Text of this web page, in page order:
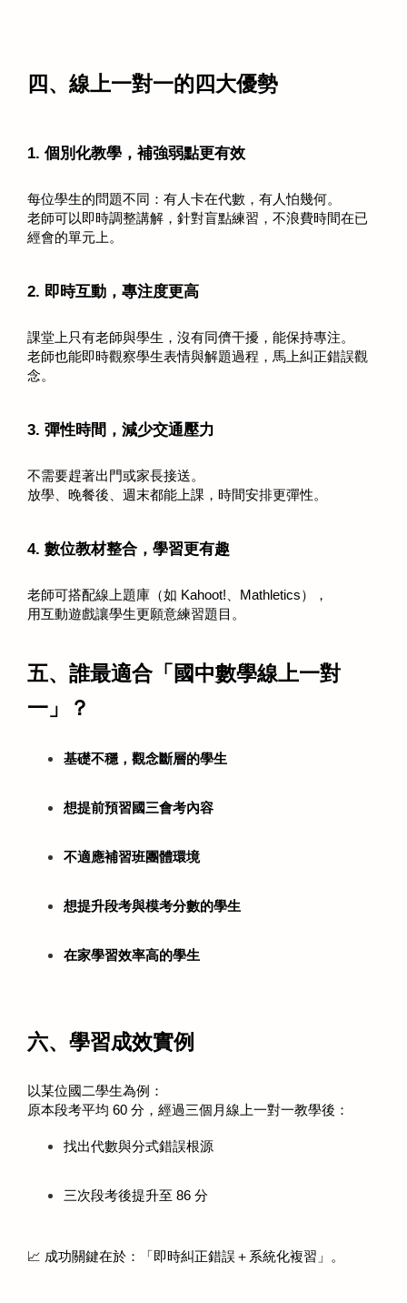
四、線上一對一的四大優勢
1. 個別化教學，補強弱點更有效
每位學生的問題不同：有人卡在代數，有人怕幾何。
老師可以即時調整講解，針對盲點練習，不浪費時間在已
經會的單元上。
2. 即時互動，專注度更高
課堂上只有老師與學生，沒有同儕干擾，能保持專注。
老師也能即時觀察學生表情與解題過程，馬上糾正錯誤觀
念。
3. 彈性時間，減少交通壓力
不需要趕著出門或家長接送。
放學、晚餐後、週末都能上課，時間安排更彈性。
4. 數位教材整合，學習更有趣
老師可搭配線上題庫（如 Kahoot!、Mathletics），
用互動遊戲讓學生更願意練習題目。
五、誰最適合「國中數學線上一對
一」？
基礎不穩，觀念斷層的學生
想提前預習國三會考內容
不適應補習班團體環境
想提升段考與模考分數的學生
在家學習效率高的學生
六、學習成效實例
以某位國二學生為例：
原本段考平均 60 分，經過三個月線上一對一教學後：
找出代數與分式錯誤根源
三次段考後提升至 86 分
📈 成功關鍵在於：「即時糾正錯誤＋系統化複習」。